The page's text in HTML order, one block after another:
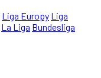
Liga Europy Liga
La Liga Bundesliga